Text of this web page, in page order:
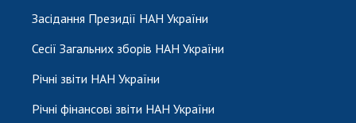
Засідання Президії НАН України
Сесії Загальних зборів НАН України
Річні звіти НАН України
Річні фінансові звіти НАН України